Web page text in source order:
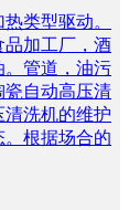
类型驱动。
品加工厂，酒
。管道，油污
瓷自动高压清
洗机的维护
根据场合的